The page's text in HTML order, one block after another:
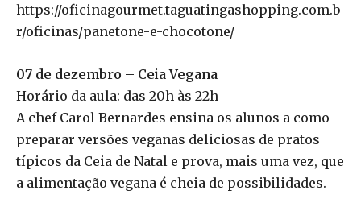
https://oficinagourmet.taguatingashopping.com.b
r/oficinas/panetone-e-chocotone/
07 de dezembro – Ceia Vegana
Horário da aula: das 20h às 22h
A chef Carol Bernardes ensina os alunos a como
preparar versões veganas deliciosas de pratos
típicos da Ceia de Natal e prova, mais uma vez, que
a alimentação vegana é cheia de possibilidades.